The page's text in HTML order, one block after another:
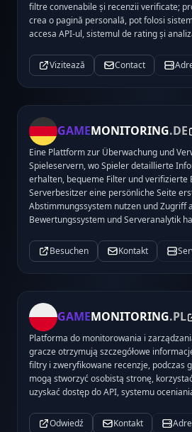
filtre convenabile și recenzii verificate;
crea o pagină personală, pot folosi
accesa API-ul, sistemul de rating și
Vizitează Contact
GAMEMONITORING.DE
Eine Plattform zur Überwachung und
Spieleservern, wo Spieler detaillierte
erhalten, bequeme Filter und verifizierte
Serverbesitzer eine persönliche Seite
Abstimmungssystem nutzen und Zugriff
Bewertungssystem und Serveranalytik
Besuchen Kontakt
GAMEMONITORING.PL
Platforma do monitorowania i
gracze otrzymują szczegółowe
filtry i zweryfikowane recenzje, podczas
mogą stworzyć osobistą stronę,
uzyskać dostęp do API, systemu
Odwiedź Kontakt